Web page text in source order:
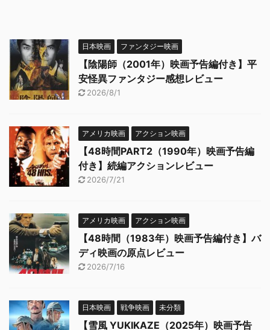
日本映画 ファンタジー映画
【陰陽師（2001年）映画予告編付き】平
安怪異ファンタジー感想レビュー
2026/8/1
アメリカ映画 アクション映画
【48時間PART2（1990年）映画予告編
付き】続編アクションレビュー
2026/7/21
アメリカ映画 アクション映画
【48時間（1983年）映画予告編付き】バ
ディ映画の原点レビュー
2026/7/16
日本映画 戦争映画 未分類
【雪風 YUKIKAZE（2025年）映画予告